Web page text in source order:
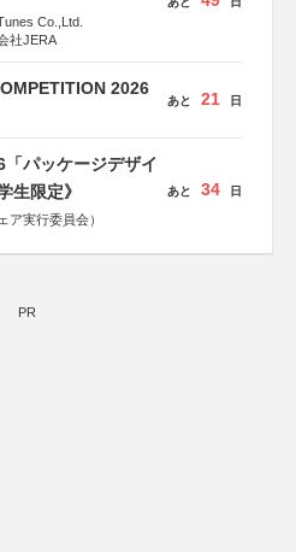
Co.,Ltd.
社JERA
2026
あと 21 日
パッケージデザイ
生限定》
ア実行委員会）
あと 34 日
PR